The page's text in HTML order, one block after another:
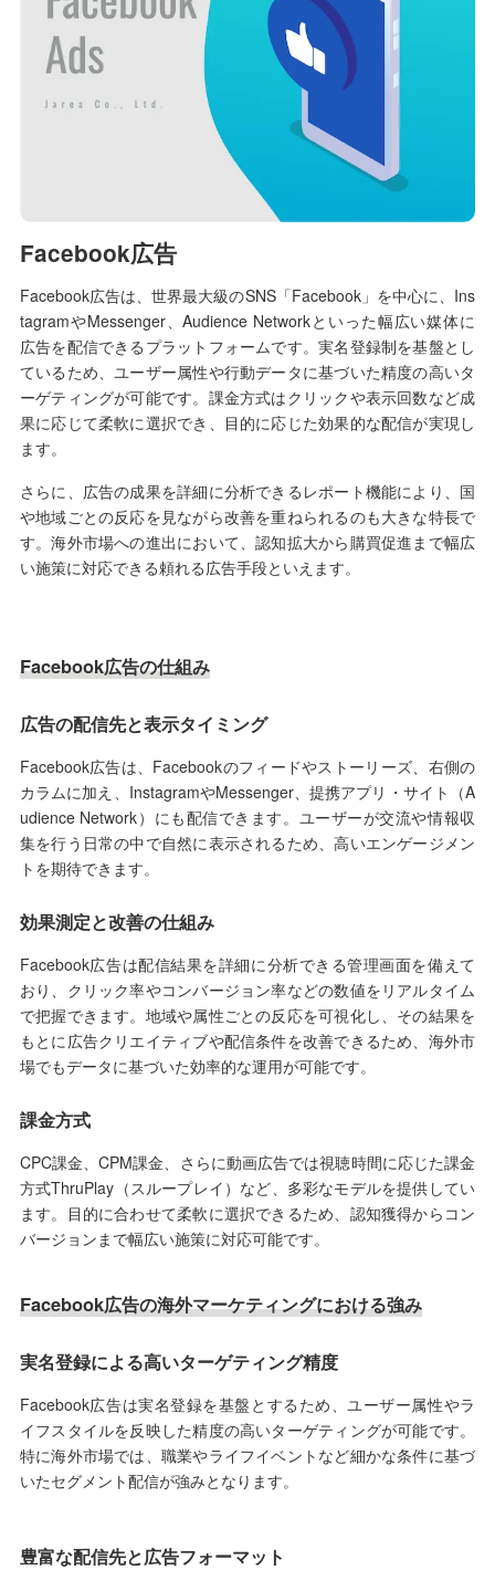
Facebook広告
Facebook広告は、世界最大級のSNS「Facebook」を中心に、Ins
tagramやMessenger、Audience Networkといった幅広い媒体に
広告を配信できるプラットフォームです。実名登録制を基盤とし
ているため、ユーザー属性や行動データに基づいた精度の高いタ
ーゲティングが可能です。課金方式はクリックや表示回数など成
果に応じて柔軟に選択でき、目的に応じた効果的な配信が実現し
ます。
さらに、広告の成果を詳細に分析できるレポート機能により、国
や地域ごとの反応を見ながら改善を重ねられるのも大きな特長で
す。海外市場への進出において、認知拡大から購買促進まで幅広
い施策に対応できる頼れる広告手段といえます。
Facebook広告の仕組み
広告の配信先と表示タイミング
Facebook広告は、Facebookのフィードやストーリーズ、右側の
カラムに加え、InstagramやMessenger、提携アプリ・サイト（A
udience Network）にも配信できます。ユーザーが交流や情報収
集を行う日常の中で自然に表示されるため、高いエンゲージメン
トを期待できます。
効果測定と改善の仕組み
Facebook広告は配信結果を詳細に分析できる管理画面を備えて
おり、クリック率やコンバージョン率などの数値をリアルタイム
で把握できます。地域や属性ごとの反応を可視化し、その結果を
もとに広告クリエイティブや配信条件を改善できるため、海外市
場でもデータに基づいた効率的な運用が可能です。
課金方式
CPC課金、CPM課金、さらに動画広告では視聴時間に応じた課金
方式ThruPlay（スループレイ）など、多彩なモデルを提供してい
ます。目的に合わせて柔軟に選択できるため、認知獲得からコン
バージョンまで幅広い施策に対応可能です。
Facebook広告の海外マーケティングにおける強み
実名登録による高いターゲティング精度
Facebook広告は実名登録を基盤とするため、ユーザー属性やラ
イフスタイルを反映した精度の高いターゲティングが可能です。
特に海外市場では、職業やライフイベントなど細かな条件に基づ
いたセグメント配信が強みとなります。
豊富な配信先と広告フォーマット